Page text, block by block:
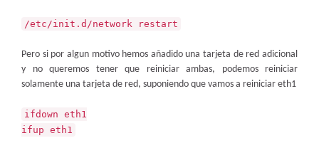
/etc/init.d/network restart
Pero si por algun motivo hemos añadido una tarjeta de red adicional
y no queremos tener que reiniciar ambas, podemos reiniciar
solamente una tarjeta de red, suponiendo que vamos a reiniciar eth1
ifdown eth1
ifup eth1